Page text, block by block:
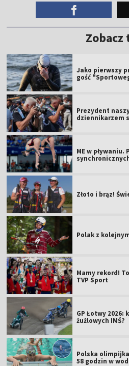
Zobacz
Jako pierwszy
gość
Prezydent
dziennikarzem
ME w
Złoto i brąz!
Polak z
Mamy rekord!
TVP Sport
GP Łotwy 2026:
żużlowych IMŚ?
Polska olimpijka
58 godzin w